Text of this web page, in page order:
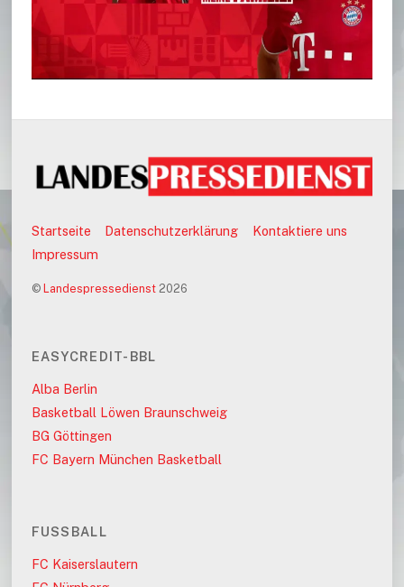
Startseite Datenschutzerklärung
Kontaktiere uns
Impressum
© Landespressedienst2026
EASYCREDIT-BBL
Alba Berlin
Basketball Löwen Braunschweig
BG Göttingen
FC Bayern München Basketball
FUSSBALL
FC Kaiserslautern